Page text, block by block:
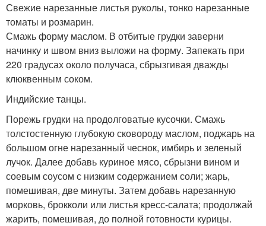
Свежие нарезанные листья руколы, тонко нарезанные
томаты и розмарин.
Смажь форму маслом. В отбитые грудки заверни
начинку и швом вниз выложи на форму. Запекать при
220 градусах около получаса, сбрызгивая дважды
клюквенным соком.
Индийские танцы.
Порежь грудки на продолговатые кусочки. Смажь
толстостенную глубокую сковороду маслом, поджарь на
большом огне нарезанный чеснок, имбирь и зеленый
лучок. Далее добавь куриное мясо, сбрызни вином и
соевым соусом с низким содержанием соли; жарь,
помешивая, две минуты. Затем добавь нарезанную
морковь, брокколи или листья кресс-салата; продолжай
жарить, помешивая, до полной готовности курицы.